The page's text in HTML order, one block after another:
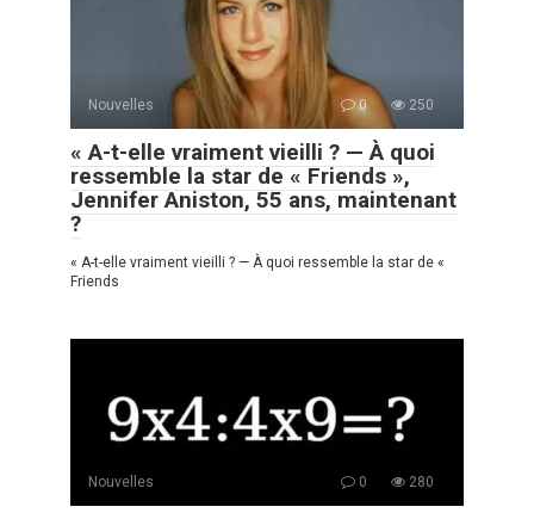
Nouvelles 0 250
« A-t-elle vraiment vieilli ? — À quoi
ressemble la star de « Friends »,
Jennifer Aniston, 55 ans, maintenant
?
« A-t-elle vraiment vieilli ? — À quoi ressemble la star de «
Friends
Nouvelles 0 280